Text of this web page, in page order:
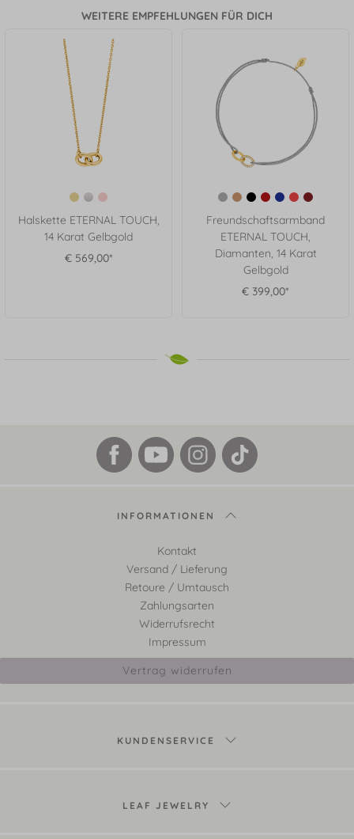
WEITERE EMPFEHLUNGEN FÜR DICH
Halskette ETERNAL TOUCH,
14 Karat Gelbgold
€ 569,00*
Freundschaftsarmband
ETERNAL TOUCH,
Diamanten, 14 Karat
Gelbgold
€ 399,00*
INFORMATIONEN
Kontakt
Versand / Lieferung
Retoure / Umtausch
Zahlungsarten
Widerrufsrecht
Impressum
Vertrag widerrufen
KUNDENSERVICE
LEAF JEWELRY